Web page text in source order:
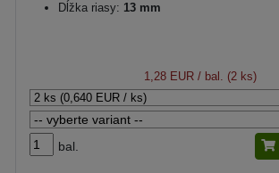
Dĺžka riasy: 13 mm
1,28 EUR / bal. (2 ks)
bal.